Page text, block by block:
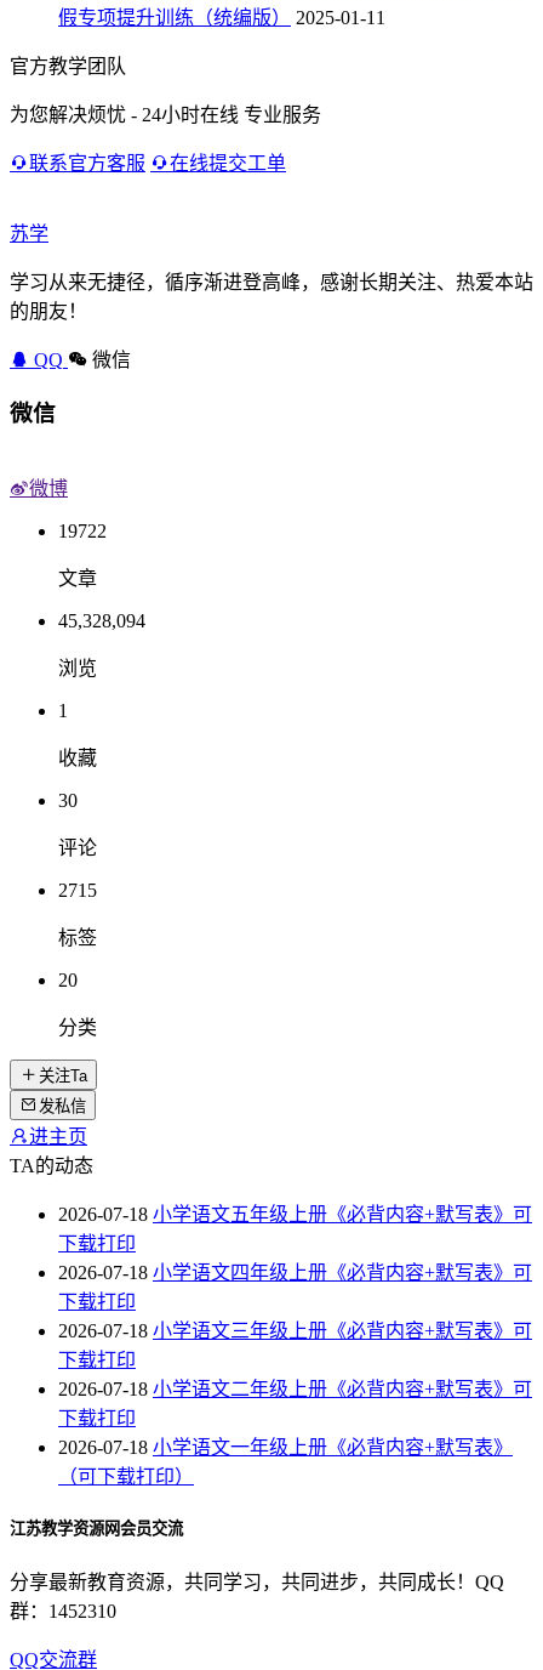
假专项提升训练（统编版）
2025-01-11
官方教学团队
为您解决烦忧 - 24小时在线 专业服务
联系官方客服 在线提交工单
苏学
学习从来无捷径，循序渐进登高峰，感谢长期关注、热爱本站
的朋友！
QQ 微信
微信
微博
19722
文章
45,328,094
浏览
1
收藏
30
评论
2715
标签
20
分类
关注Ta
发私信
进主页
TA的动态
2026-07-18 小学语文五年级上册《必背内容+默写表》可
下载打印
2026-07-18 小学语文四年级上册《必背内容+默写表》可
下载打印
2026-07-18 小学语文三年级上册《必背内容+默写表》可
下载打印
2026-07-18 小学语文二年级上册《必背内容+默写表》可
下载打印
2026-07-18 小学语文一年级上册《必背内容+默写表》
（可下载打印）
江苏教学资源网会员交流
分享最新教育资源，共同学习，共同进步，共同成长！QQ
群：1452310
QQ交流群